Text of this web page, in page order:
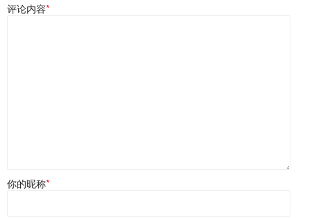
评论内容*
你的昵称*